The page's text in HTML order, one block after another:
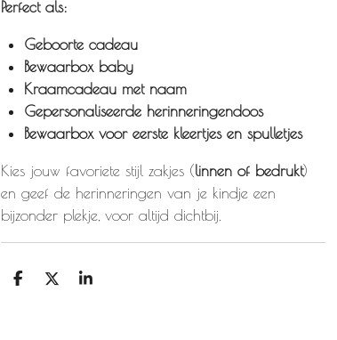
Perfect als:
Geboorte cadeau
Bewaarbox baby
Kraamcadeau met naam
Gepersonaliseerde herinneringendoos
Bewaarbox voor eerste kleertjes en spulletjes
Kies jouw favoriete stijl zakjes (linnen of bedrukt)
en geef de herinneringen van je kindje een
bijzonder plekje, voor altijd dichtbij.
D
D
S